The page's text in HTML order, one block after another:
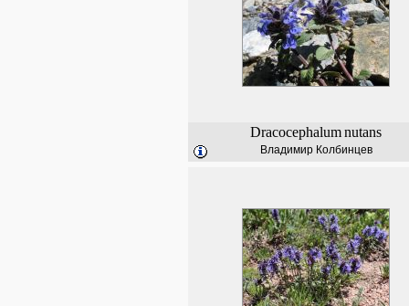
Dracocephalumnutans
Владимир Колбинцев